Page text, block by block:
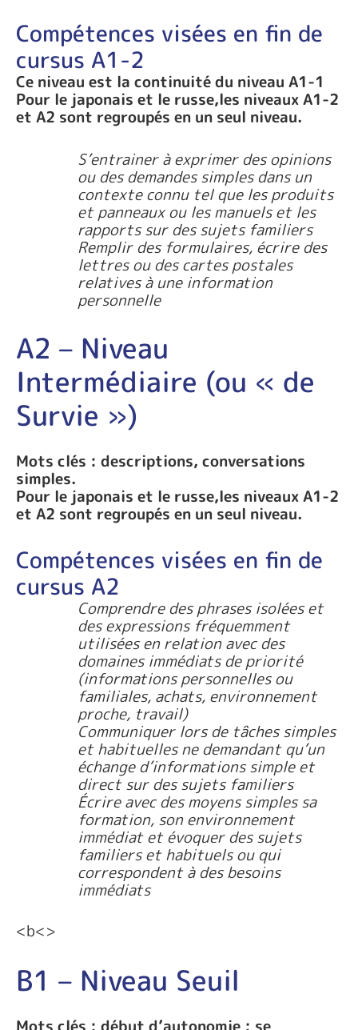
Compétences visées en fin de
cursus A1-2
Ce niveau est la continuité du niveau A1-1
Pour le japonais et le russe,les niveaux A1-2
et A2 sont regroupés en un seul niveau.
S’entrainer à exprimer des opinions
ou des demandes simples dans un
contexte connu tel que les produits
et panneaux ou les manuels et les
rapports sur des sujets familiers
Remplir des formulaires, écrire des
lettres ou des cartes postales
relatives à une information
personnelle
A2 – Niveau
Intermédiaire (ou « de
Survie »)
Mots clés : descriptions, conversations
simples.
Pour le japonais et le russe,les niveaux A1-2
et A2 sont regroupés en un seul niveau.
Compétences visées en fin de
cursus A2
Comprendre des phrases isolées et
des expressions fréquemment
utilisées en relation avec des
domaines immédiats de priorité
(informations personnelles ou
familiales, achats, environnement
proche, travail)
Communiquer lors de tâches simples
et habituelles ne demandant qu’un
échange d’informations simple et
direct sur des sujets familiers
Écrire avec des moyens simples sa
formation, son environnement
immédiat et évoquer des sujets
familiers et habituels ou qui
correspondent à des besoins
immédiats
<b<>
B1 – Niveau Seuil
Mots clés : début d’autonomie ; se